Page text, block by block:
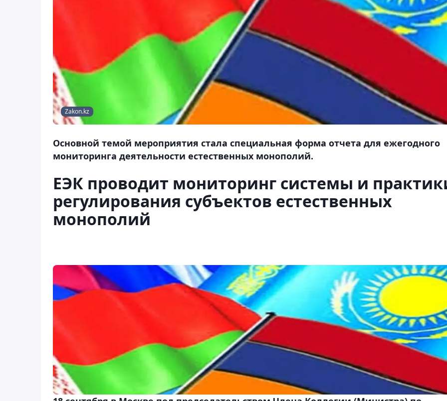
Zakon.kz
Основной темой мероприятия стала специальная форма отчета для ежегодного
мониторинга деятельности естественных монополий.
ЕЭК проводит мониторинг системы и
регулирования субъектов естественных
монополий